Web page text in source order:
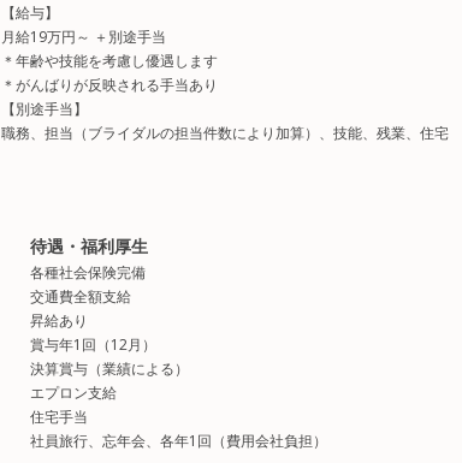
【給与】
月給19万円～ ＋別途手当
＊年齢や技能を考慮し優遇します
＊がんばりが反映される手当あり
【別途手当】
職務、担当（ブライダルの担当件数により加算）、技能、残業、住宅
待遇・福利厚生
各種社会保険完備
交通費全額支給
昇給あり
賞与年1回（12月）
決算賞与（業績による）
エプロン支給
住宅手当
社員旅行、忘年会、各年1回（費用会社負担）